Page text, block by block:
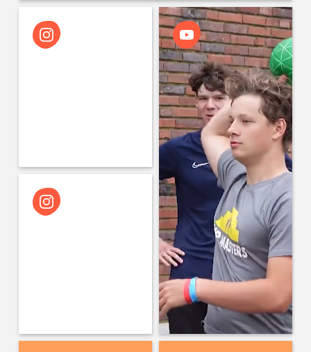
vr 09:15
Iris maakt met één blik in de spiegel
onveiligheid van vrouwen zichtbaar
en wint daarmee afstudeerprijs
Microsoft de deur uit? Universiteit
Utrecht wil eigen mailomgeving